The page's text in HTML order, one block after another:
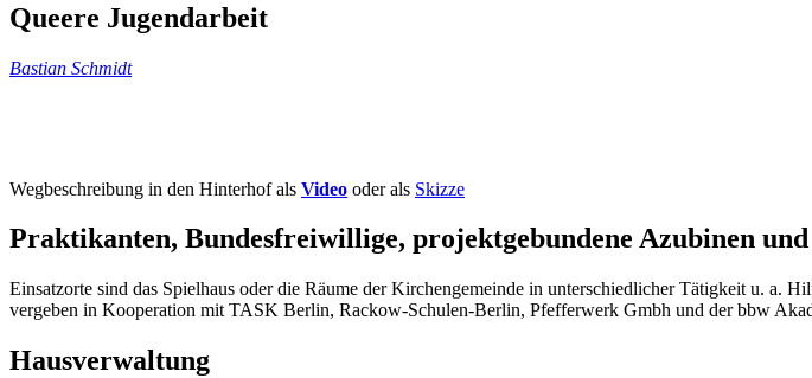
Queere Jugendarbeit
Bastian Schmidt
Wegbeschreibung in den Hinterhof als Video oder als Skizze
Praktikanten, Bundesfreiwillige, projektgebundene Azubinen
Einsatzorte sind das Spielhaus oder die Räume der Kirchengemeinde in unterschiedlicher Tätigkeit u. a.
vergeben in Kooperation mit TASK Berlin, Rackow-Schulen-Berlin, Pfefferwerk Gmbh und der bbw
Hausverwaltung